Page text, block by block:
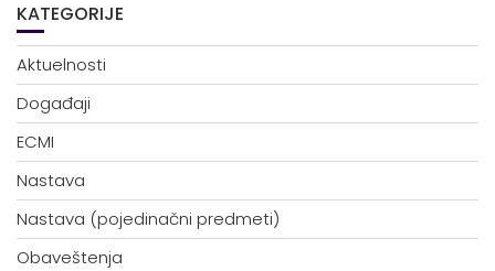
KATEGORIJE
Aktuelnosti
Događaji
ECMI
Nastava
Nastava (pojedinačni predmeti)
Obaveštenja